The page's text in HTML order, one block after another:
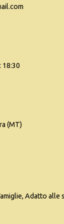
18:30
(MT)
Adatto alle